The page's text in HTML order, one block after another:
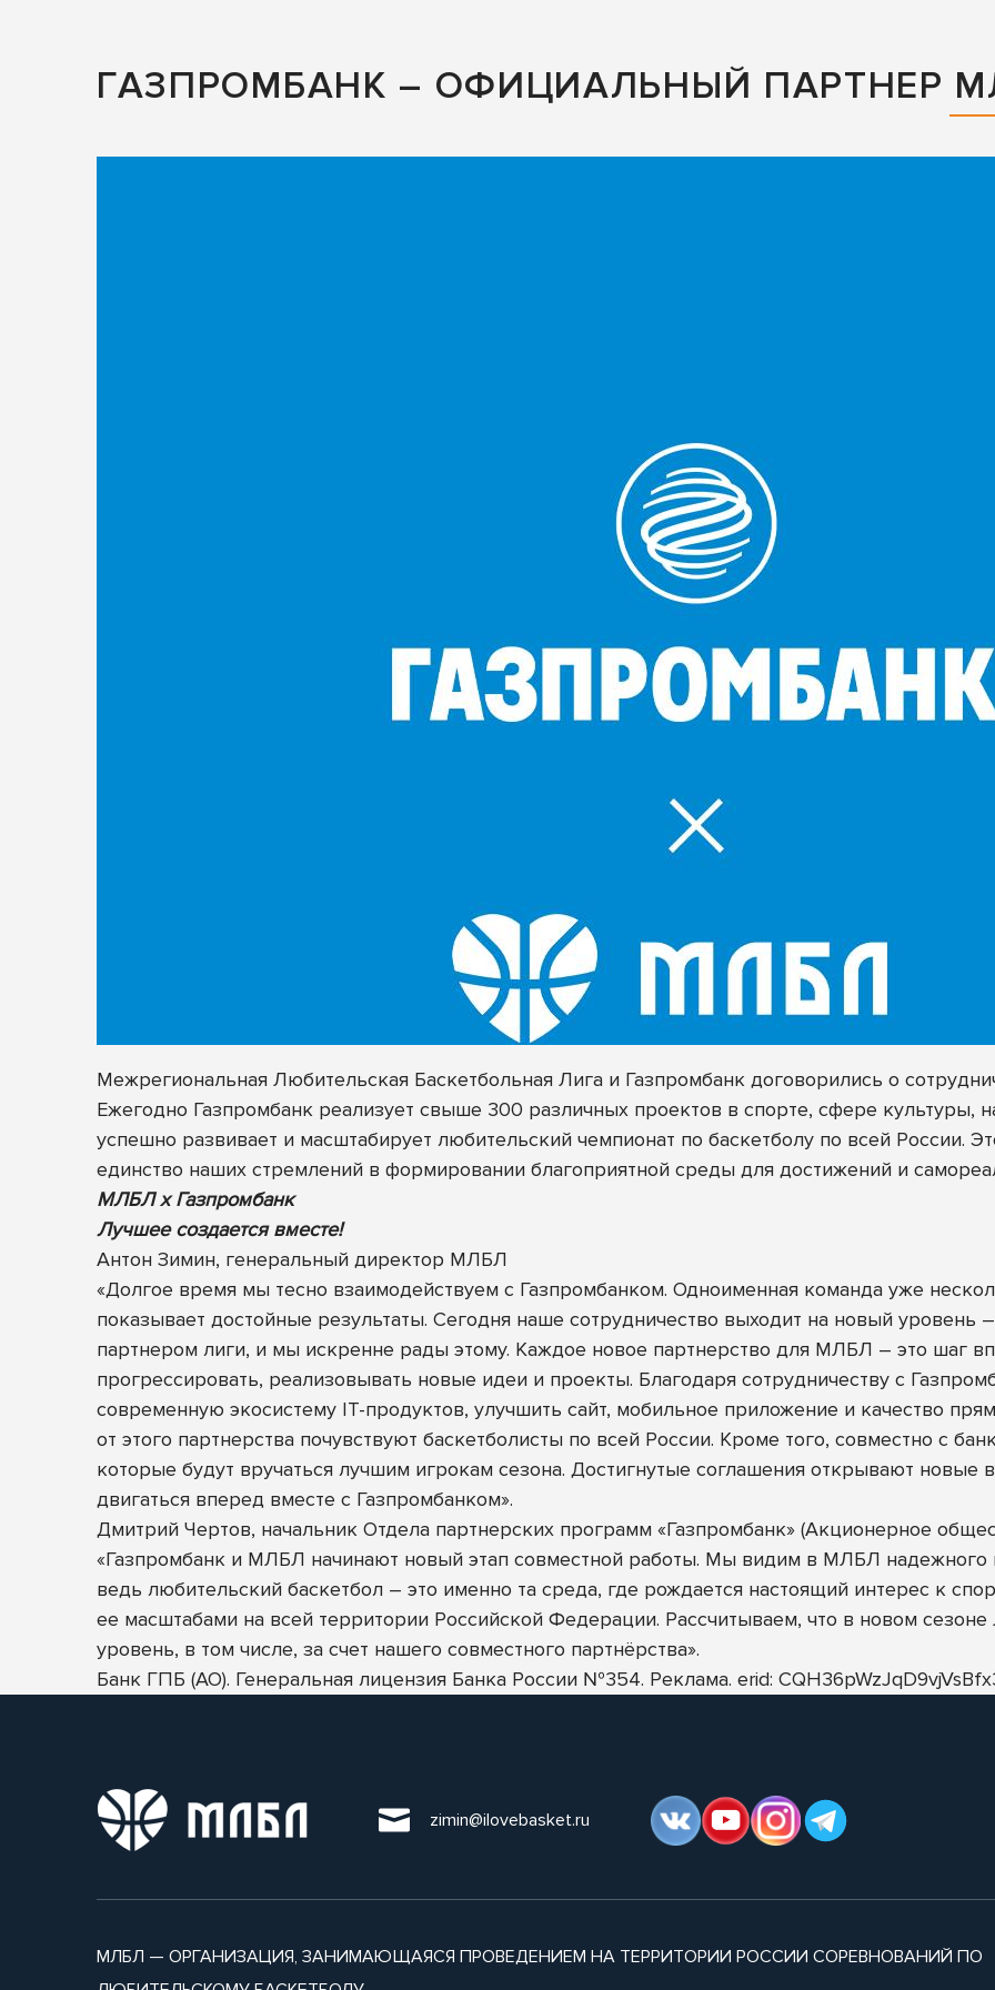
ГАЗПРОМБАНК – ОФИЦИАЛЬНЫЙ ПАРТНЕР
Межрегиональная Любительская Баскетбольная Лига и Газпромбанк договорились о
Ежегодно Газпромбанк реализует свыше 300 различных проектов в спорте, сфере культуры,
успешно развивает и масштабирует любительский чемпионат по баскетболу по всей России.
единство наших стремлений в формировании благоприятной среды для достижений и
МЛБЛ х Газпромбанк
Лучшее создается вместе!
Антон Зимин, генеральный директор МЛБЛ
«Долгое время мы тесно взаимодействуем с Газпромбанком. Одноименная команда уже
показывает достойные результаты. Сегодня наше сотрудничество выходит на новый уровень
партнером лиги, и мы искренне рады этому. Каждое новое партнерство для МЛБЛ – это шаг
прогрессировать, реализовывать новые идеи и проекты. Благодаря сотрудничеству с
современную экосистему IT-продуктов, улучшить сайт, мобильное приложение и качество
от этого партнерства почувствуют баскетболисты по всей России. Кроме того, совместно с
которые будут вручаться лучшим игрокам сезона. Достигнутые соглашения открывают
двигаться вперед вместе с Газпромбанком».
Дмитрий Чертов, начальник Отдела партнерских программ «Газпромбанк» (Акционерное
«Газпромбанк и МЛБЛ начинают новый этап совместной работы. Мы видим в МЛБЛ надежного
ведь любительский баскетбол – это именно та среда, где рождается настоящий интерес к
ее масштабами на всей территории Российской Федерации. Рассчитываем, что в новом
уровень, в том числе, за счет нашего совместного партнёрства».
Банк ГПБ (АО). Генеральная лицензия Банка России №354. Реклама. erid:
zimin@ilovebasket.ru
МЛБЛ — ОРГАНИЗАЦИЯ, ЗАНИМАЮЩАЯСЯ ПРОВЕДЕНИЕМ НА ТЕРРИТОРИИ РОССИИ СОРЕВНОВАНИЙ ПО